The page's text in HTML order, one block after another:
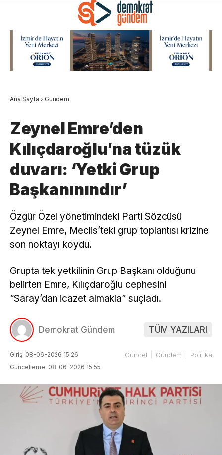
Ana Sayfa › Gündem
Zeynel Emre’den
Kılıçdaroğlu’na tüzük
duvarı: ‘Yetki Grup
Başkanınındır’
Özgür Özel yönetimindeki Parti Sözcüsü
Zeynel Emre, Meclis’teki grup toplantısı krizine
son noktayı koydu.
Grupta tek yetkilinin Grup Başkanı olduğunu
belirten Emre, Kılıçdaroğlu cephesini
“Saray’dan icazet almakla” suçladı.
Demokrat Gündem TÜM YAZILARI
Giriş: 08-06-2026 15:26
Güncelleme: 08-06-2026 15:55
Güncel Gündem Politika